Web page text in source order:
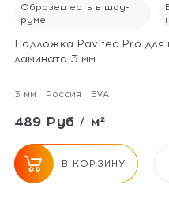
Образец есть в шоу-
руме
Подложка Pavitec Pro для
ламината 3 мм
3 мм Россия EVA
489 Руб / м²
В КОРЗИНУ